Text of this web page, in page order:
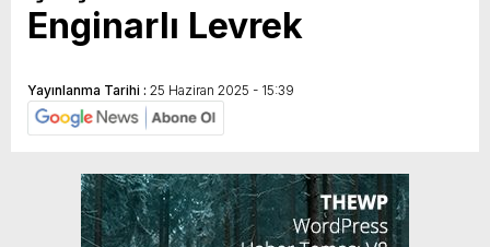
Enginarlı Levrek
Yayınlanma Tarihi : 25 Haziran 2025 - 15:39